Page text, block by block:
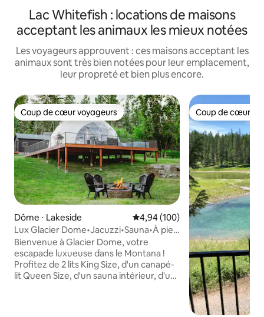
Lac Whitefish : locations de maisons
acceptant les animaux les mieux notées
Les voyageurs approuvent : ces maisons acceptant les
animaux sont très bien notées pour leur emplacement,
leur propreté et bien plus encore.
Coup de cœur voyageurs
Coup de cœur voyageurs
Dôme ⋅ Lakeside Évaluation moyenne sur la
4,94 (100)
Lux Glacier Dome•Jacuzzi•Sauna•À pied
du lac Flathead
Bienvenue à Glacier Dome, votre
escapade luxueuse dans le Montana !
Profitez de 2 lits King Size, d'un canapé-
lit Queen Size, d'un sauna intérieur, d'un
Coup de cœur
Coup de cœur